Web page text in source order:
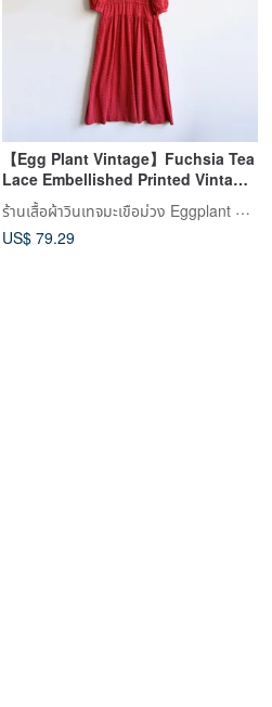
【Egg Plant Vintage】Fuchsia Tea
Lace Embellished Printed Vintage
Dress
ร้านเสื้อผ้าวินเทจมะเขือม่วง Eggplant Vintage
US$ 79.29